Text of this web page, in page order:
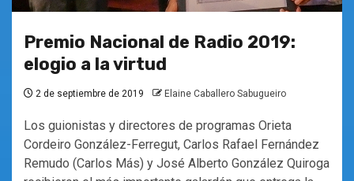
Premio Nacional de Radio 2019:
elogio a la virtud
2 de septiembre de 2019 Elaine Caballero Sabugueiro
Los guionistas y directores de programas Orieta
Cordeiro González-Ferregut, Carlos Rafael Fernández
Remudo (Carlos Más) y José Alberto González Quiroga